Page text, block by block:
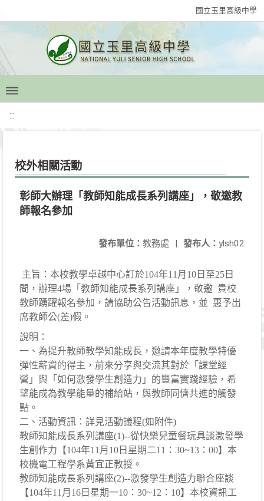
國立玉里高級中學
:::
校外相關活動
彰師大辦理「教師知能成長系列講座」，敬邀教
師報名參加
發布人： ylsh02
發布單位： 教務處 |
主旨：本校教學卓越中心訂於104年11月10日至25日
間，辦理4場「教師知能成長系列講座」，敬邀 貴校
教師踴躍報名參加，請協助公告活動訊息，並 惠予出
席教師公(差)假。
說明：
一、為提升教師教學知能成長，邀請本年度教學特優
彈性薪資的得主，前來分享與交流其對於「課堂經
營」與「如何激發學生創造力」的豐富實踐經驗，希
望能成為教學能量的補給站，與教師同儕共進的觸發
點。
二、活動資訊：詳見活動議程(如附件)
教師知能成長系列講座(1)--從快樂兒童餐玩具談激發學
生創作力【104年11月10日星期二11：30~13：00】本
校機電工程學系黃宜正教授。
教師知能成長系列講座(2)--激發學生創造力聯合座談
【104年11月16日星期一10：30~12：10】本校資訊工